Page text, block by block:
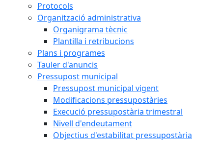
Protocols
Organització administrativa
Organigrama tècnic
Plantilla i retribucions
Plans i programes
Tauler d'anuncis
Pressupost municipal
Pressupost municipal vigent
Modificacions pressupostàries
Execució pressupostària trimestral
Nivell d'endeutament
Objectius d'estabilitat pressupostària